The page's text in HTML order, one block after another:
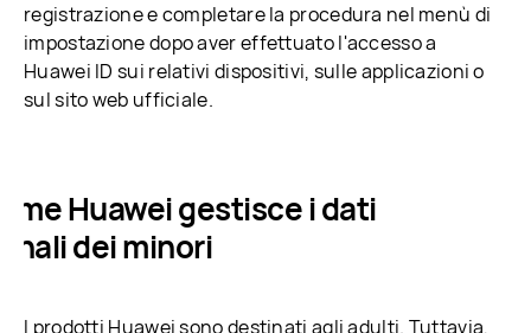
registrazione e completare la procedura nel menù di
impostazione dopo aver effettuato l'accesso a
Huawei ID sui relativi dispositivi, sulle applicazioni o
sul sito web ufficiale.
Huawei gestisce i dati
dei minori
I prodotti Huawei sono destinati agli adulti. Tuttavia,